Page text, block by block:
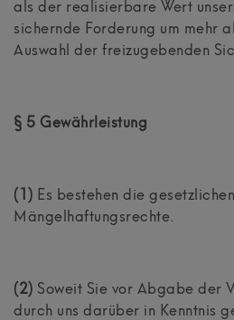
als der realisierbare Wert
sichernde Forderung um mehr
Auswahl der freizugebenden
§ 5 Gewährleistung
(1) Es bestehen die gesetzlichen
Mängelhaftungsrechte.
(2) Soweit Sie vor Abgabe der
durch uns darüber in Kenntnis